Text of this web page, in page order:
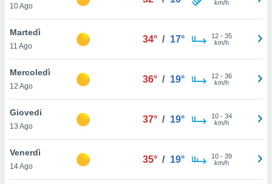
di
il
un
la
nella
10 Ago
km/h
Martedì
11 Ago
34° / 17° 12- 35
km/h
Mercoledì
12 Ago
36° / 19° 12- 36
km/h
Giovedi
13 Ago
37° / 19° 10- 34
km/h
Venerdì
14 Ago
35° / 19° 10- 39
km/h